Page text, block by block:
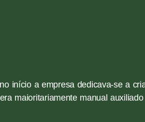
início a empresa dedicava-se a
maioritariamente manual